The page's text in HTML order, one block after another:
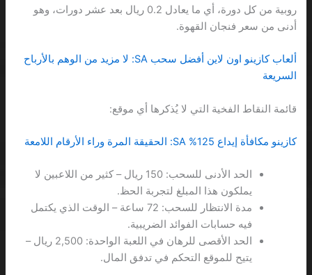
روبية من كل دورة، أي ما يعادل 0.2 ريال بعد عشر دورات، وهو
أدنى من سعر فنجان القهوة.
ألعاب كازينو اون لاين أفضل سحب SA: لا مزيد من الوهم بالأرباح
السريعة
قائمة النقاط الفخية التي لا يُذكرها أي موقع:
كازينو مكافأة إيداع 125% SA: الحقيقة المرة وراء الأرقام اللامعة
الحد الأدنى للسحب: 150 ريال – كثير من اللاعبين لا
يملكون هذا المبلغ لتجربة الحظ.
مدة الانتظار للسحب: 72 ساعة – الوقت الذي يكتمل
فيه حسابات الفوائد الضريبية.
الحد الأقصى للرهان في اللعبة الواحدة: 2,500 ريال –
يتيح للموقع التحكم في تدفق المال.